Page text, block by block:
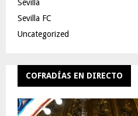
Sevilla
Sevilla FC
Uncategorized
COFRADÍAS EN DIRECTO